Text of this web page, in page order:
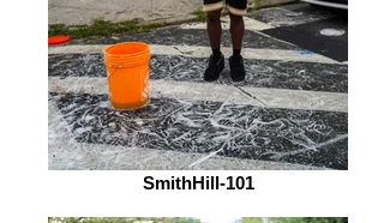
SmithHill-101